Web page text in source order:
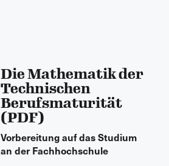
Die Mathematik der
Technischen
Berufsmaturität
(PDF)
Vorbereitung auf das Studium
an der Fachhochschule